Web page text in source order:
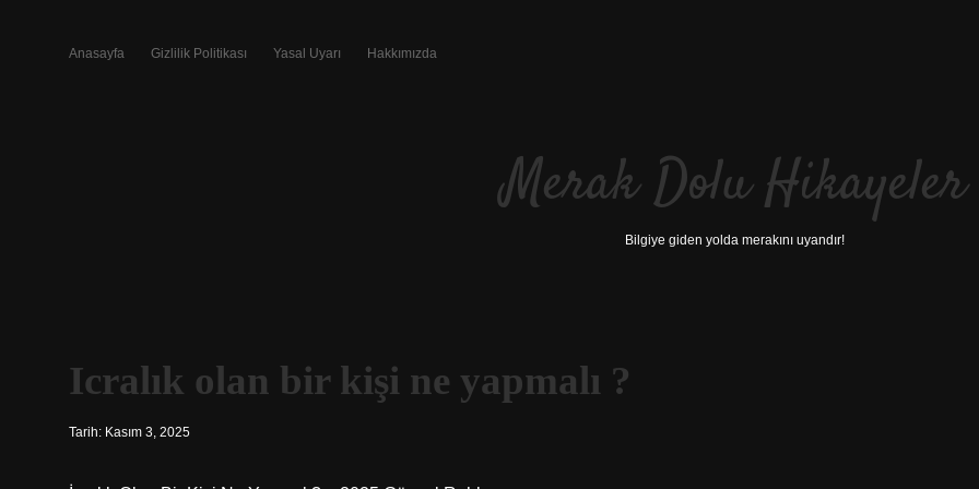
Anasayfa Gizlilik Politikası Yasal Uyarı Hakkımızda
Merak Dolu Hikayeler
Bilgiye giden yolda merakını uyandır!
Icralık olan bir kişi ne yapmalı ?
Tarih: Kasım 3, 2025